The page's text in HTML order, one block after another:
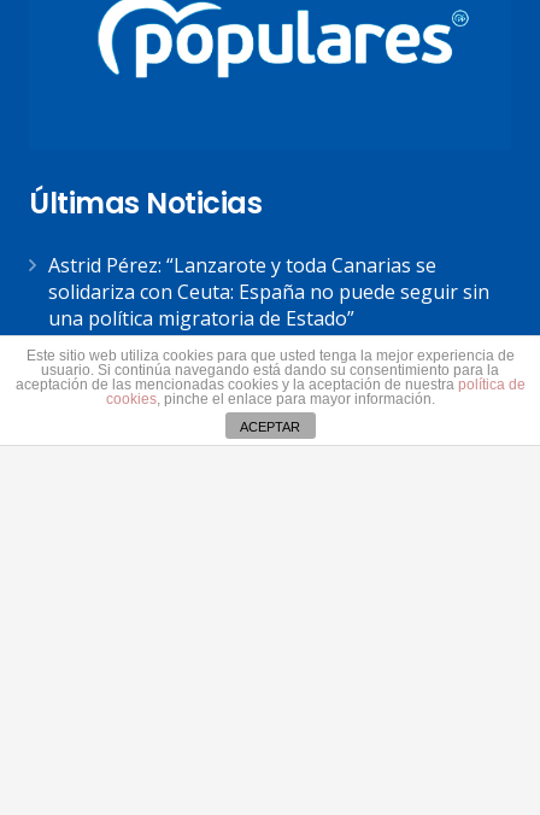
Últimas Noticias
Astrid Pérez: “Lanzarote y toda Canarias se
solidariza con Ceuta: España no puede seguir sin
una política migratoria de Estado”
31 julio 2026
El PP de Tías denuncia que el PSOE sigue adelante
con la antena de Masdache pese al rechazo vecinal
Este sitio web utiliza cookies para que usted tenga la mejor experiencia de
usuario. Si continúa navegando está dando su consentimiento para la
aceptación de las mencionadas cookies y la aceptación de nuestra política de
cookies, pinche el enlace para mayor información.
ACEPTAR